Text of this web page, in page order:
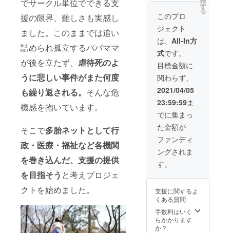
でサークル単位でできる支
援の限界、難しさも実感し
ました。このままでは追い
詰められ孤立するパパママ
が後を立たず、 虐待死のよ
うに悲しい事件がまた何度
も繰り返される。 そんな危
機感を抱いています。
そこで多胎ネットとして行
政・医療・福祉など各機関
を巻き込んだ、支援の提供
を目指そう と考えプロジェ
クトを始めました。
われる
場合
は、掲
載でき
ない事
がござ
います
点ご了
承くだ
さい。
支援の
キャン
セルは
承るこ
とがで
きませ
ん。ご
不明な
お問い
くださ
い。
多胎
ネット
のウェ
ブサイ
トに掲
載させ
ていた
だきま
す（文
字大サ
イ
ズ）。
ご希望
の名称
とウェ
ブサイ
トを備
考欄に
い。 ※
的団体
やその
他不適
切と思
択
す
る
このプロ
ジェクト
は、 All-In方
式です。
目標金額に
関わらず、
2021/04/05
23:59:59ま
でに集まっ
た金額が
ファンディ
ングされま
す。
支援に関するよ
くある質問
手数料はいく
らかかります
か？